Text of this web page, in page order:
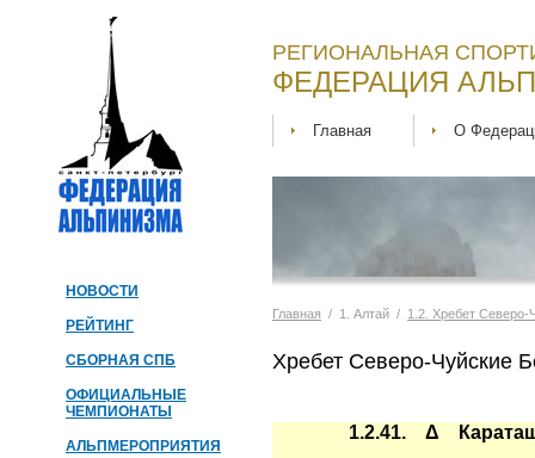
НОВОСТИ
РЕЙТИНГ
СБОРНАЯ СПБ
ОФИЦИАЛЬНЫЕ
ЧЕМПИОНАТЫ
АЛЬПМЕРОПРИЯТИЯ
РЕГИОНАЛЬНАЯ
ФЕДЕРАЦИЯ
Главная О
Главная / 1. Алтай / 1.2. Хребет Северо-
Хребет Северо-Чуйские
1.2.41. Δ